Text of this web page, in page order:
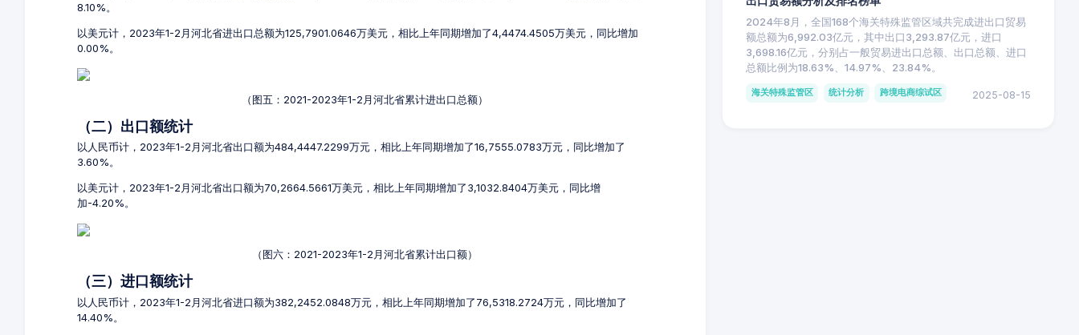
8.10%。
以美元计，2023年1-2月河北省进出口总额为125,7901.0646万美元，相比上年同期增加了4,4474.4505万美元，同比增加
0.00%。
（图五：2021-2023年1-2月河北省累计进出口总额）
（二）出口额统计
以人民币计，2023年1-2月河北省出口额为484,4447.2299万元，相比上年同期增加了16,7555.0783万元，同比增加了
3.60%。
以美元计，2023年1-2月河北省出口额为70,2664.5661万美元，相比上年同期增加了3,1032.8404万美元，同比增
加-4.20%。
（图六：2021-2023年1-2月河北省累计出口额）
（三）进口额统计
以人民币计，2023年1-2月河北省进口额为382,2452.0848万元，相比上年同期增加了76,5318.2724万元，同比增加了
14.40%。
2024年8月，全国168个海关特殊监管区域共完成进出口贸易
额总额为6,992.03亿元，其中出口3,293.87亿元，进口
3,698.16亿元，分别占一般贸易进出口总额、出口总额、进口
总额比例为18.63%、14.97%、23.84%。
海关特殊监管区 统计分析 跨境电商综试区 2025-08-15